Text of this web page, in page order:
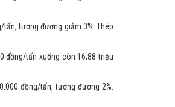
tương đương giảm 3%. Thép
đồng/tấn xuống còn 16,88 triệu
đồng/tấn, tương đương 2%.